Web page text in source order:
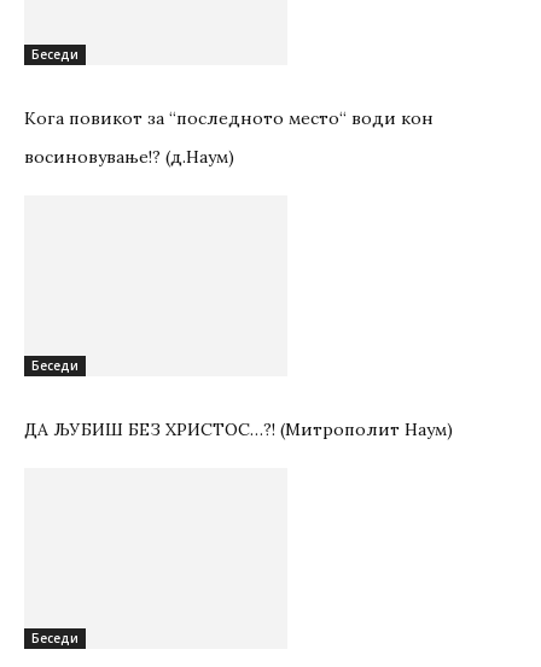
Беседи
Кога повикот за “последното место“ води кон
восиновување!? (д.Наум)
Беседи
ДА ЉУБИШ БЕЗ ХРИСТОС…?! (Митрополит Наум)
Беседи